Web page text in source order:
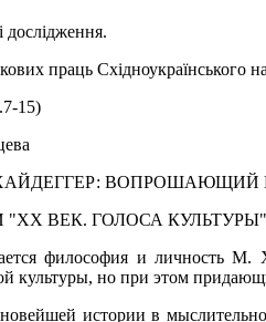
дослідження.
праць Східноукраїнського
15)
ВОПРОШАЮЩИЙ
"ХХ ВЕК. ГОЛОСА
философия и личность М.
культуры, но при этом
истории в